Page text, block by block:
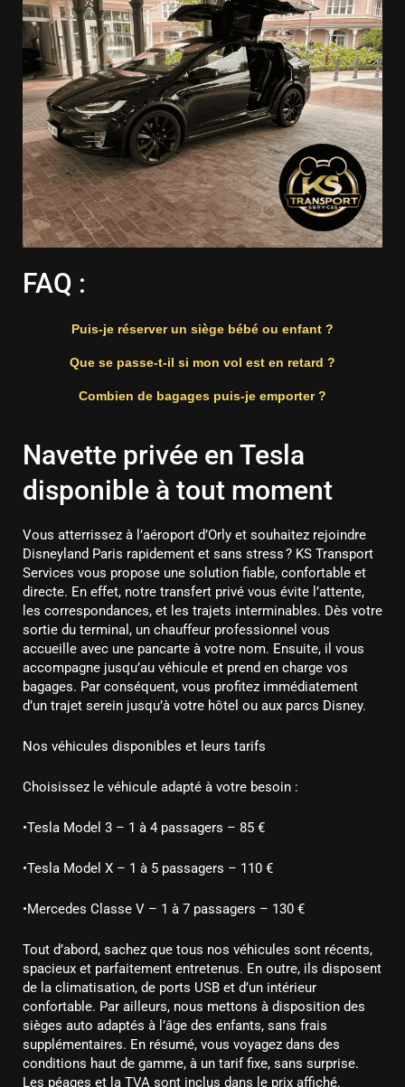
FAQ :
Puis-je réserver un siège bébé ou enfant ?
Que se passe-t-il si mon vol est en retard ?
Combien de bagages puis-je emporter ?
Navette privée en Tesla
disponible à tout moment
Vous atterrissez à l’aéroport d’Orly et souhaitez rejoindre
Disneyland Paris rapidement et sans stress ? KS Transport
Services vous propose une solution fiable, confortable et
directe. En effet, notre transfert privé vous évite l’attente,
les correspondances, et les trajets interminables. Dès votre
sortie du terminal, un chauffeur professionnel vous
accueille avec une pancarte à votre nom. Ensuite, il vous
accompagne jusqu’au véhicule et prend en charge vos
bagages. Par conséquent, vous profitez immédiatement
d’un trajet serein jusqu’à votre hôtel ou aux parcs Disney.
Nos véhicules disponibles et leurs tarifs
Choisissez le véhicule adapté à votre besoin :
•Tesla Model 3 – 1 à 4 passagers – 85 €
•Tesla Model X – 1 à 5 passagers – 110 €
•Mercedes Classe V – 1 à 7 passagers – 130 €
Tout d’abord, sachez que tous nos véhicules sont récents,
spacieux et parfaitement entretenus. En outre, ils disposent
de la climatisation, de ports USB et d’un intérieur
confortable. Par ailleurs, nous mettons à disposition des
sièges auto adaptés à l’âge des enfants, sans frais
supplémentaires. En résumé, vous voyagez dans des
conditions haut de gamme, à un tarif fixe, sans surprise.
Les péages et la TVA sont inclus dans le prix affiché.